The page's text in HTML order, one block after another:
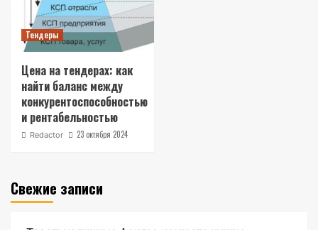
Тендеры
Цена на тендерах: как
найти баланс между
конкурентоспособностью
и рентабельностью
Redactor 23 октября 2024
Свежие записи